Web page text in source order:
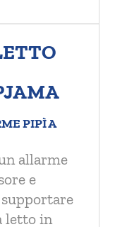
PIPÌ A
allarme
e
letto in